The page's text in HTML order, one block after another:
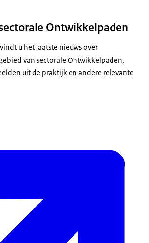
Ontwikkelpaden
u het laatste nieuws over
van sectorale Ontwikkelpaden,
uit de praktijk en andere relevante